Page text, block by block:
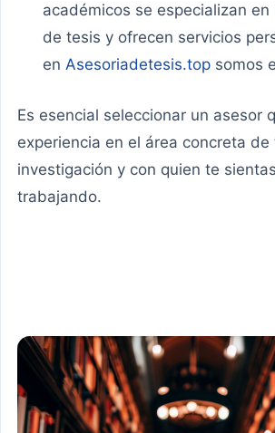
académicos se especializan en
de tesis y ofrecen servicios
enAsesoriadetesis.top somos
Es esencial seleccionar un asesor
experiencia en el área concreta de
investigación y con quien te
trabajando.